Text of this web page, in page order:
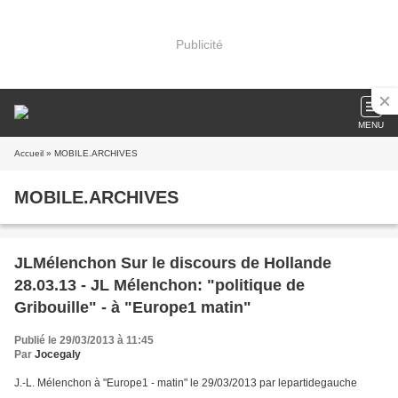
Publicité
MENU
Accueil » MOBILE.ARCHIVES
MOBILE.ARCHIVES
JLMélenchon Sur le discours de Hollande
28.03.13 - JL Mélenchon: "politique de
Gribouille" - à "Europe1 matin"
Publié le 29/03/2013 à 11:45
Par Jocegaly
J.-L. Mélenchon à "Europe1 - matin" le 29/03/2013 par lepartidegauche